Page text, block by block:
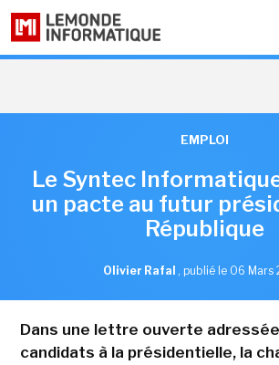
EMPLOI
Le Syntec
un pacte au futur
République
Olivier Rafal , publié le 06 Mars
Dans une lettre ouverte
candidats à la présidentielle, la